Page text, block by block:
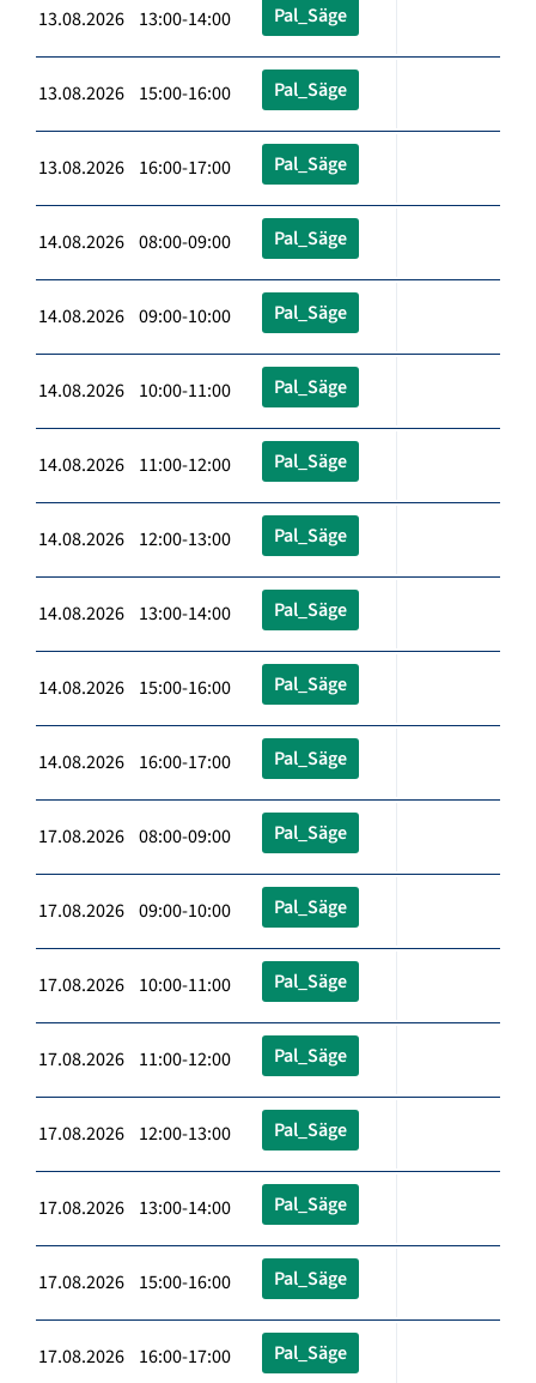
13.08.2026 13:00-14:00 Pal_Säge
13.08.2026 15:00-16:00 Pal_Säge
13.08.2026 16:00-17:00 Pal_Säge
14.08.2026 08:00-09:00 Pal_Säge
14.08.2026 09:00-10:00 Pal_Säge
14.08.2026 10:00-11:00 Pal_Säge
14.08.2026 11:00-12:00 Pal_Säge
14.08.2026 12:00-13:00 Pal_Säge
14.08.2026 13:00-14:00 Pal_Säge
14.08.2026 15:00-16:00 Pal_Säge
14.08.2026 16:00-17:00 Pal_Säge
17.08.2026 08:00-09:00 Pal_Säge
17.08.2026 09:00-10:00 Pal_Säge
17.08.2026 10:00-11:00 Pal_Säge
17.08.2026 11:00-12:00 Pal_Säge
17.08.2026 12:00-13:00 Pal_Säge
17.08.2026 13:00-14:00 Pal_Säge
17.08.2026 15:00-16:00 Pal_Säge
17.08.2026 16:00-17:00 Pal_Säge